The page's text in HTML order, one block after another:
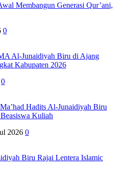
Membangun Generasi Qur’ani,
0
Al-Junaidiyah Biru di Ajang
Kabupaten 2026
0
Hadits Al-Junaidiyah Biru
Kuliah
2026 0
Biru Rajai Lentera Islamic